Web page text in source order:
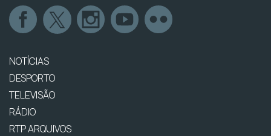
NOTÍCIAS
DESPORTO
TELEVISÃO
RÁDIO
RTP ARQUIVOS